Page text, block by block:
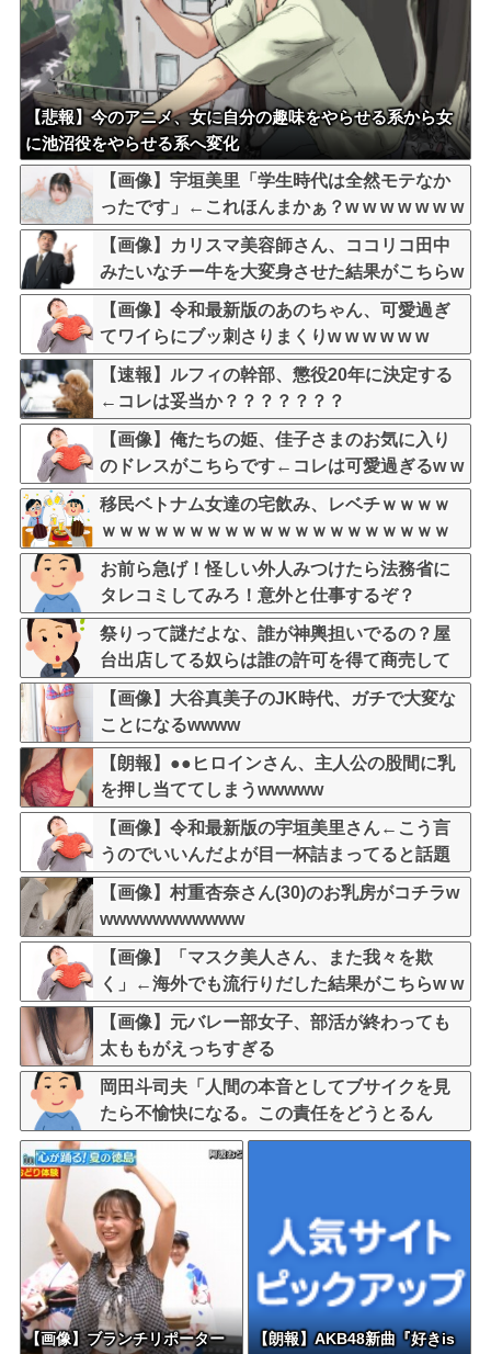
【悲報】今のアニメ、女に自分の趣味をやらせる系から女
に池沼役をやらせる系へ変化
【画像】宇垣美里「学生時代は全然モテなか
ったです」←これほんまかぁ？w w w w w w w
w
【画像】カリスマ美容師さん、ココリコ田中
みたいなチー牛を大変身させた結果がこちらw
w w w w w w w w w w
【画像】令和最新版のあのちゃん、可愛過ぎ
てワイらにブッ刺さりまくりw w w w w w
【速報】ルフィの幹部、懲役20年に決定する
←コレは妥当か？？？？？？？
【画像】俺たちの姫、佳子さまのお気に入り
のドレスがこちらです←コレは可愛過ぎるw w
w w w w w w
移民ベトナム女達の宅飲み、レベチｗｗｗｗ
ｗｗｗｗｗｗｗｗｗｗｗｗｗｗｗｗｗｗｗｗ
お前ら急げ！怪しい外人みつけたら法務省に
タレコミしてみろ！意外と仕事するぞ？
祭りって謎だよな、誰が神輿担いでるの？屋
台出店してる奴らは誰の許可を得て商売して
るの？
【画像】大谷真美子のJK時代、ガチで大変な
ことになるwwww
【朗報】●●ヒロインさん、主人公の股間に乳
を押し当ててしまうwwwww
【画像】令和最新版の宇垣美里さん←こう言
うのでいいんだよが目一杯詰まってると話題
にw w w w w w w w w
【画像】村重杏奈さん(30)のお乳房がコチラw
wwwwwwwwwww
【画像】「マスク美人さん、また我々を欺
く」←海外でも流行りだした結果がこちらw w
w w w w w
【画像】元バレー部女子、部活が終わっても
太ももがえっちすぎる
岡田斗司夫「人間の本音としてブサイクを見
たら不愉快になる。この責任をどうとるん
だ」
【画像】ブランチリポーター
【朗報】AKB48新曲『好きis